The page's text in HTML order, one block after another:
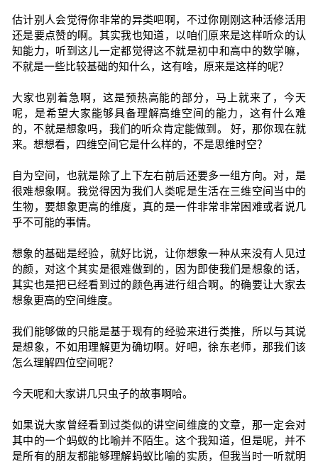
估计别人会觉得你非常的异类吧啊，不过你刚刚这种活修活用
还是要点赞的啊。其实我也知道，以咱们原来是这样听众的认
知能力，听到这儿一定都觉得这不就是初中和高中的数学嘛，
不就是一些比较基础的知什么，这有啥，原来是这样的呢？
大家也别着急啊，这是预热高能的部分，马上就来了，今天
呢，是希望大家能够具备理解高维空间的能力，这有什么难
的，不就是想象吗，我们的听众肯定能做到。 好，那你现在就
来。想想看，四维空间它是什么样的，不是思维时空？
自为空间，也就是除了上下左右前后还要多一组方向。对，是
很难想象啊。我觉得因为我们人类呢是生活在三维空间当中的
生物，要想象更高的维度，真的是一件非常非常困难或者说几
乎不可能的事情。
想象的基础是经验，就好比说，让你想象一种从来没有人见过
的颜，对这个其实是很难做到的，因为即使我们是想象的话，
其实也是把已经看到过的颜色再进行组合啊。的确要让大家去
想象更高的空间维度。
我们能够做的只能是基于现有的经验来进行类推，所以与其说
是想象，不如用理解更为确切啊。好吧，徐东老师，那我们该
怎么理解四位空间呢？
今天呢和大家讲几只虫子的故事啊哈。
如果说大家曾经看到过类似的讲空间维度的文章，那一定会对
其中的一个蚂蚁的比喻并不陌生。这个我知道，但是呢，并不
是所有的朋友都能够理解蚂蚁比喻的实质，但我当时一听就明